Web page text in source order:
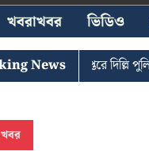
খবরাখবর ভিডিও
News
সদর দপ্তরে দিল্লি পুলিশ